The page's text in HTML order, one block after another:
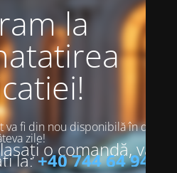
la
fi din nou disponibilă în doar
zile!o comandă, vă
la:+40 744 64 94 13